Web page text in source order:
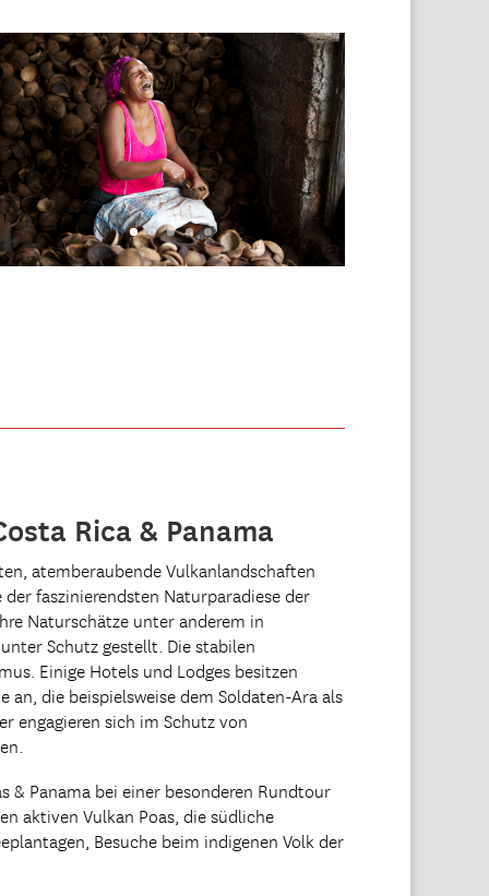
Rica & Panama
atemberaubende Vulkanlandschaften
faszinierendsten Naturparadiese der
Naturschätze unter anderem in
Schutz gestellt. Die stabilen
Einige Hotels und Lodges besitzen
an, die beispielsweise dem Soldaten-Ara als
engagieren sich im Schutz von
& Panama bei einer besonderen Rundtour
aktiven Vulkan Poas, die südliche
Besuche beim indigenen Volk der